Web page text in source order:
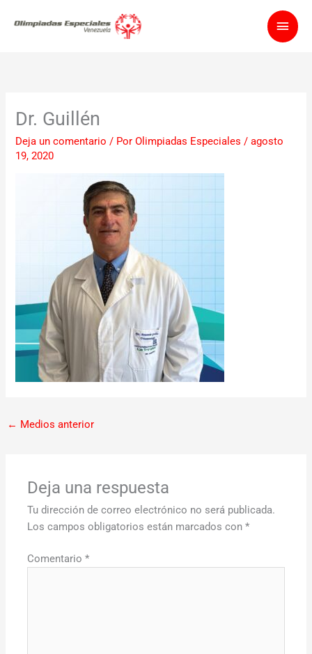
Dr. Guillén
Deja un comentario / PorOlimpiadas Especiales/agosto
19, 2020
← Medios anterior
Deja una respuesta
Tu dirección de correo electrónico no será publicada.
Los campos obligatorios están marcados con*
Comentario*